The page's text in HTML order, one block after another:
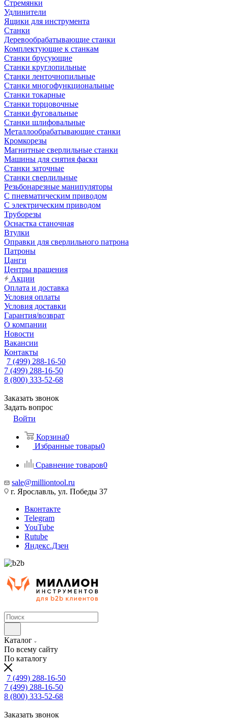
Стремянки
Удлинители
Ящики для инструмента
Станки
Деревообрабатывающие станки
Комплектующие к станкам
Станки брусующие
Станки круглопильные
Станки ленточнопильные
Станки многофункциональные
Станки токарные
Станки торцовочные
Станки фуговальные
Станки шлифовальные
Металлообрабатывающие станки
Кромкорезы
Магнитные сверлильные станки
Машины для снятия фаски
Станки заточные
Станки сверлильные
Резьбонарезные манипуляторы
С пневматическим приводом
С электрическим приводом
Труборезы
Оснастка станочная
Втулки
Оправки для сверлильного патрона
Патроны
Цанги
Центры вращения
Акции
Оплата и доставка
Условия оплаты
Условия доставки
Гарантия/возврат
О компании
Новости
Вакансии
Контакты
7 (499) 288-16-50
7 (499) 288-16-50
8 (800) 333-52-68
Заказать звонок
Задать вопрос
Войти
Корзина0
Избранные товары0
Сравнение товаров0
sale@milliontool.ru
г. Ярославль, ул. Победы 37
Вконтакте
Telegram
YouTube
Rutube
Яндекс.Дзен
Каталог
По всему сайту
По каталогу
7 (499) 288-16-50
7 (499) 288-16-50
8 (800) 333-52-68
Заказать звонок